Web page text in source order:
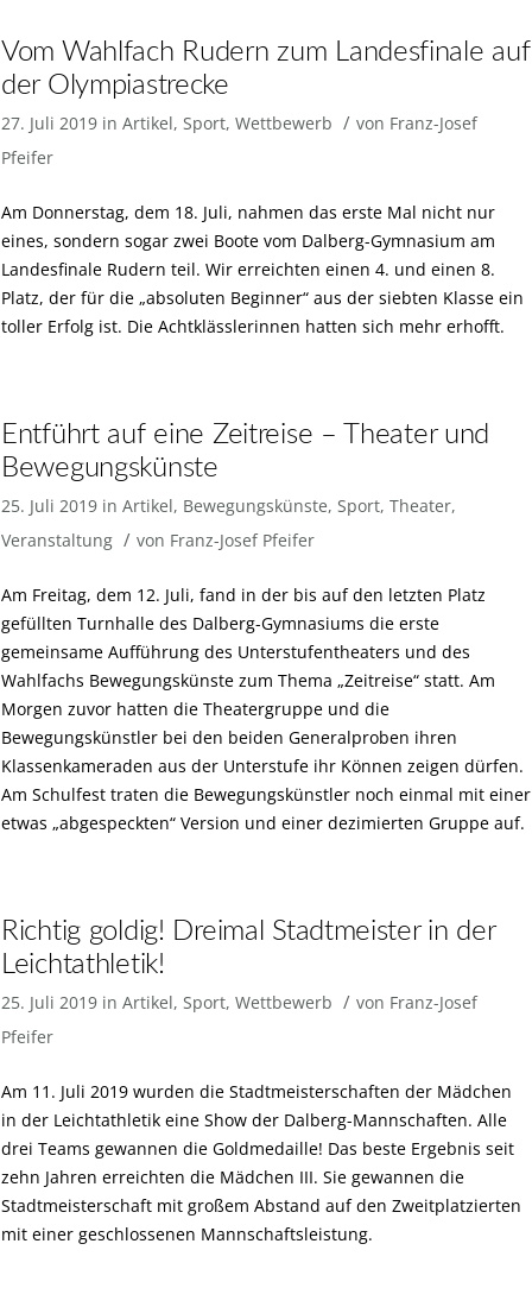
Vom Wahlfach Rudern zum Landesfinale auf
der Olympiastrecke
27. Juli 2019 in Artikel, Sport, Wettbewerb / von Franz-Josef
Pfeifer
Am Donnerstag, dem 18. Juli, nahmen das erste Mal nicht nur
eines, sondern sogar zwei Boote vom Dalberg-Gymnasium am
Landesfinale Rudern teil. Wir erreichten einen 4. und einen 8.
Platz, der für die „absoluten Beginner“ aus der siebten Klasse ein
toller Erfolg ist. Die Achtklässlerinnen hatten sich mehr erhofft.
Entführt auf eine Zeitreise – Theater und
Bewegungskünste
25. Juli 2019 in Artikel, Bewegungskünste, Sport, Theater,
Veranstaltung / von Franz-Josef Pfeifer
Am Freitag, dem 12. Juli, fand in der bis auf den letzten Platz
gefüllten Turnhalle des Dalberg-Gymnasiums die erste
gemeinsame Aufführung des Unterstufentheaters und des
Wahlfachs Bewegungskünste zum Thema „Zeitreise“ statt. Am
Morgen zuvor hatten die Theatergruppe und die
Bewegungskünstler bei den beiden Generalproben ihren
Klassenkameraden aus der Unterstufe ihr Können zeigen dürfen.
Am Schulfest traten die Bewegungskünstler noch einmal mit einer
etwas „abgespeckten“ Version und einer dezimierten Gruppe auf.
Richtig goldig! Dreimal Stadtmeister in der
Leichtathletik!
25. Juli 2019 in Artikel, Sport, Wettbewerb / von Franz-Josef
Pfeifer
Am 11. Juli 2019 wurden die Stadtmeisterschaften der Mädchen
in der Leichtathletik eine Show der Dalberg-Mannschaften. Alle
drei Teams gewannen die Goldmedaille! Das beste Ergebnis seit
zehn Jahren erreichten die Mädchen III. Sie gewannen die
Stadtmeisterschaft mit großem Abstand auf den Zweitplatzierten
mit einer geschlossenen Mannschaftsleistung.